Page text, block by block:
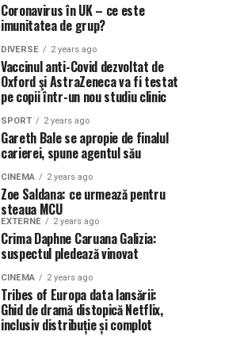
Coronavirus în UK – ce este
imunitatea de grup?
DIVERSE 2 years ago
Vaccinul anti-Covid dezvoltat de
Oxford şi AstraZeneca va fi testat
pe copii într-un nou studiu clinic
SPORT 2 years ago
Gareth Bale se apropie de finalul
carierei, spune agentul său
CINEMA 2 years ago
Zoe Saldana: ce urmează pentru
steaua MCU
EXTERNE 2 years ago
Crima Daphne Caruana Galizia:
suspectul pledează vinovat
CINEMA 2 years ago
Tribes of Europa data lansării:
Ghid de dramă distopică Netflix,
inclusiv distribuție și complot